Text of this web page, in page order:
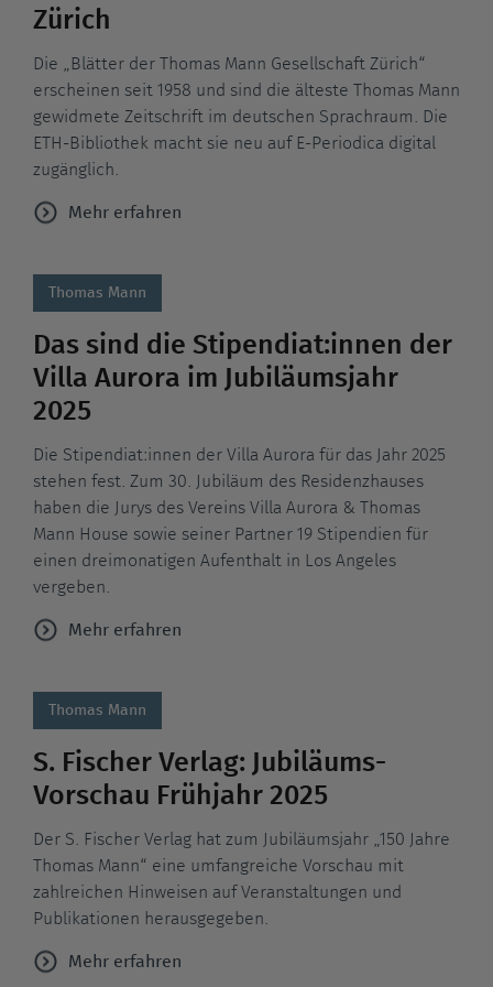
Zürich
Die „Blätter der Thomas Mann Gesellschaft Zürich“
erscheinen seit 1958 und sind die älteste Thomas Mann
gewidmete Zeitschrift im deutschen Sprachraum. Die
ETH-Bibliothek macht sie neu auf E-Periodica digital
zugänglich.
Mehr erfahren
Thomas Mann
Das sind die Stipendiat:innen der
Villa Aurora im Jubiläumsjahr
2025
Die Stipendiat:innen der Villa Aurora für das Jahr 2025
stehen fest. Zum 30. Jubiläum des Residenzhauses
haben die Jurys des Vereins Villa Aurora & Thomas
Mann House sowie seiner Partner 19 Stipendien für
einen dreimonatigen Aufenthalt in Los Angeles
vergeben.
Mehr erfahren
Thomas Mann
S. Fischer Verlag: Jubiläums-
Vorschau Frühjahr 2025
Der S. Fischer Verlag hat zum Jubiläumsjahr „150 Jahre
Thomas Mann“ eine umfangreiche Vorschau mit
zahlreichen Hinweisen auf Veranstaltungen und
Publikationen herausgegeben.
Mehr erfahren